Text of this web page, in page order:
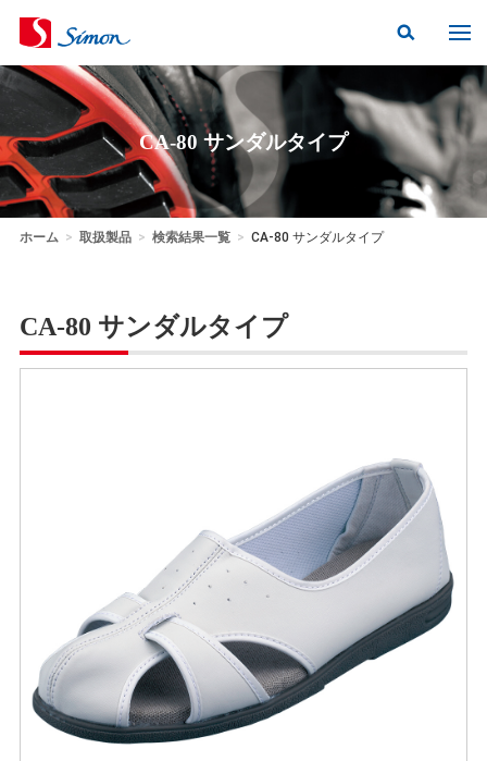
CA-80 サンダルタイプ
ホーム > 取扱製品 > 検索結果一覧 > CA-80 サンダルタイプ
CA-80 サンダルタイプ